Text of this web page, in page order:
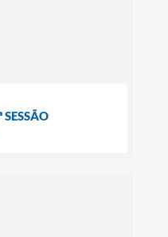
SESSÃO